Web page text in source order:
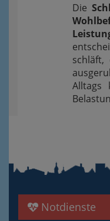
Die
Alltags
Notdienste